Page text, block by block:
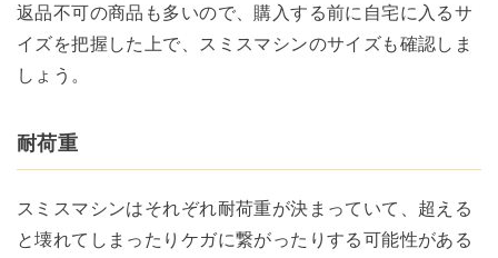
返品不可の商品も多いので、購入する前に自宅に入るサ
イズを把握した上で、スミスマシンのサイズも確認しま
しょう。
耐荷重
スミスマシンはそれぞれ耐荷重が決まっていて、超える
と壊れてしまったりケガに繋がったりする可能性がある